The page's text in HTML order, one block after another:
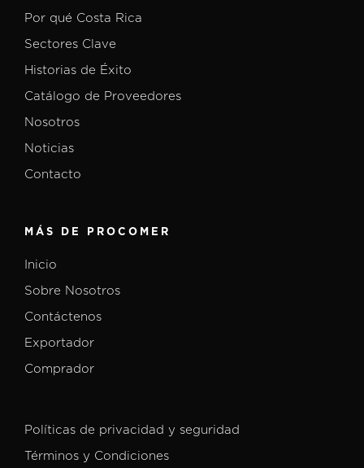
Por qué Costa Rica
Sectores Clave
Historias de Éxito
Catálogo de Proveedores
Nosotros
Noticias
Contacto
MÁS DE PROCOMER
Inicio
Sobre Nosotros
Contáctenos
Exportador
Comprador
Políticas de privacidad y seguridad
Términos y Condiciones